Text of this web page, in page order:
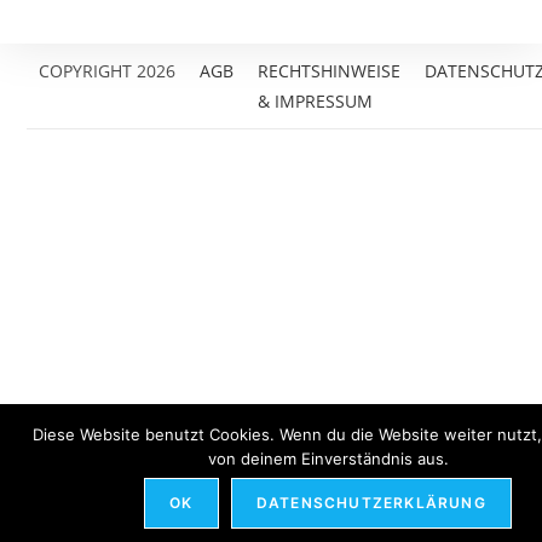
COPYRIGHT 2026 AGB
RECHTSHINWEISE
& IMPRESSUM
Diese Website benutzt Cookies. Wenn du die Website weiter
von deinem Einverständnis aus.
OK DATENSCHUTZERKLÄRUNG